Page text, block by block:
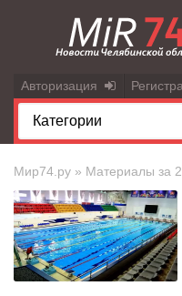
Авторизация
Мир74.ру » Материалы за